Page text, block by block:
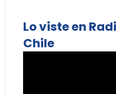
Lo viste en
Chile